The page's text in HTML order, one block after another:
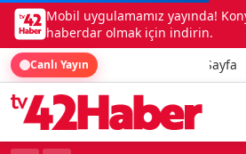
Mobil uygulamamız yayında!
haberdar olmak için indirin.
Canlı Yayın Ana Sayfa